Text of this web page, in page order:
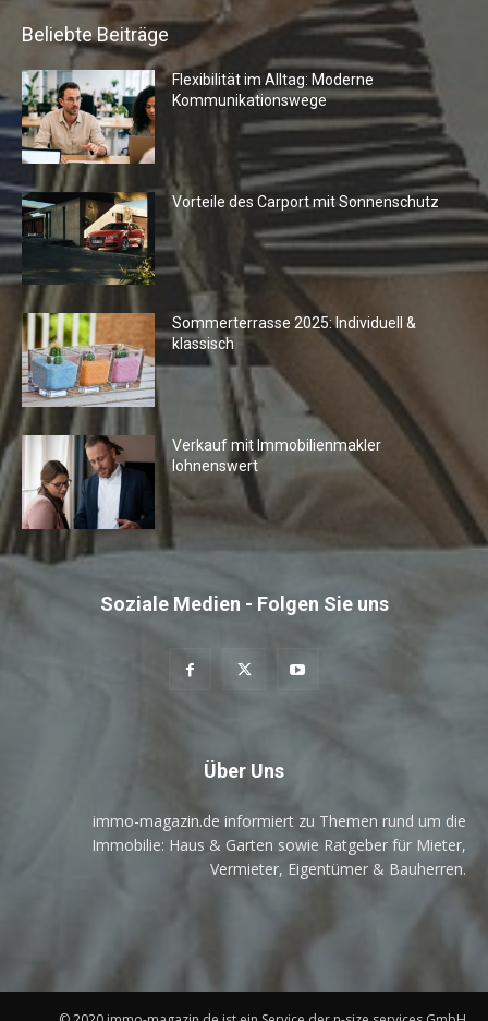
Beliebte Beiträge
Flexibilität im Alltag: Moderne
Kommunikationswege
Vorteile des Carport mit Sonnenschutz
Sommerterrasse 2025: Individuell &
klassisch
Verkauf mit Immobilienmakler
lohnenswert
Soziale Medien - Folgen Sie uns
Über Uns
immo-magazin.de informiert zu Themen rund um die
Immobilie: Haus & Garten sowie Ratgeber für Mieter,
Vermieter, Eigentümer & Bauherren.